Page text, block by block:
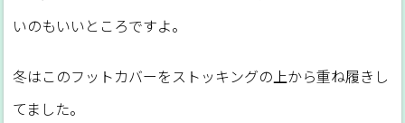
いのもいいところですよ。
冬はこのフットカバーをストッキングの上から重ね履きし
てました。